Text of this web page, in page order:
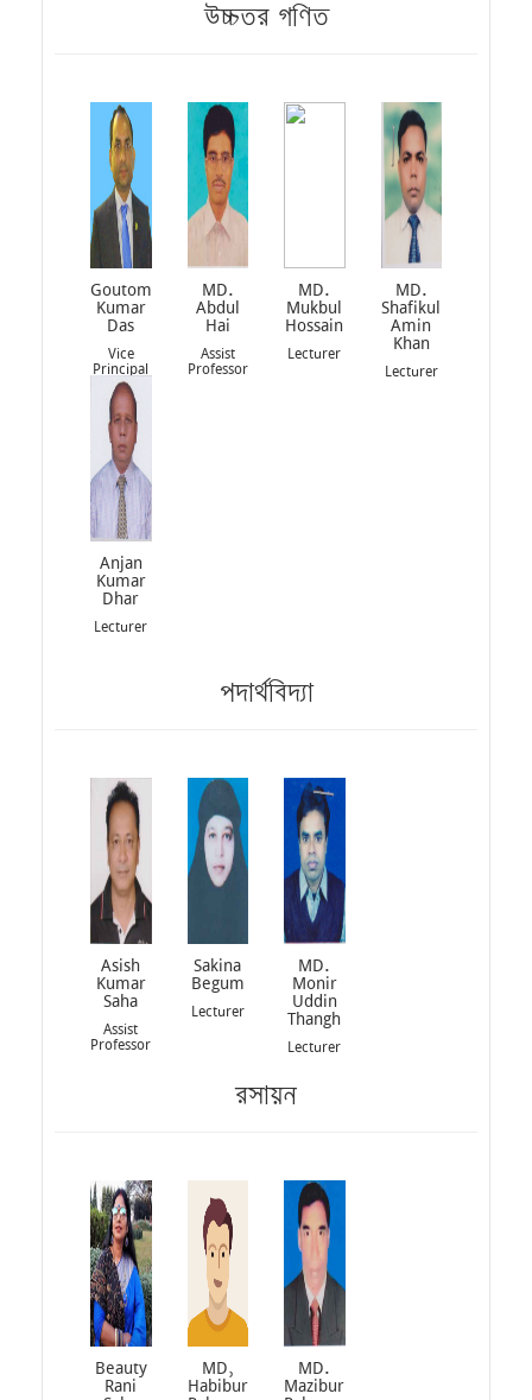
উচ্চতর গণিত
Goutom
Kumar
Das
Vice
Principal
MD.
Abdul
Hai
Assist
Professor
MD.
Mukbul
Hossain
Lecturer
MD.
Shafikul
Amin
Khan
Lecturer
Anjan
Kumar
Dhar
Lecturer
পদার্থবিদ্যা
Asish
Kumar
Saha
Assist
Professor
Sakina
Begum
Lecturer
MD.
Monir
Uddin
Thangh
Lecturer
রসায়ন
Beauty
Rani
MD,
Habibur
MD.
Mazibur